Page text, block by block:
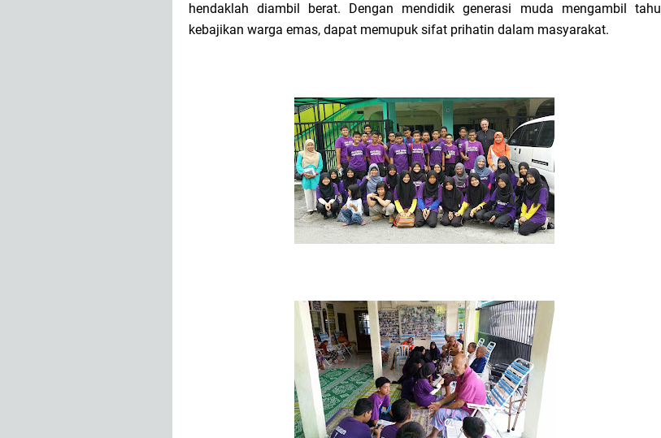
hendaklah diambil berat. Dengan mendidik generasi muda mengambil tahu
kebajikan warga emas, dapat memupuk sifat prihatin dalam masyarakat.